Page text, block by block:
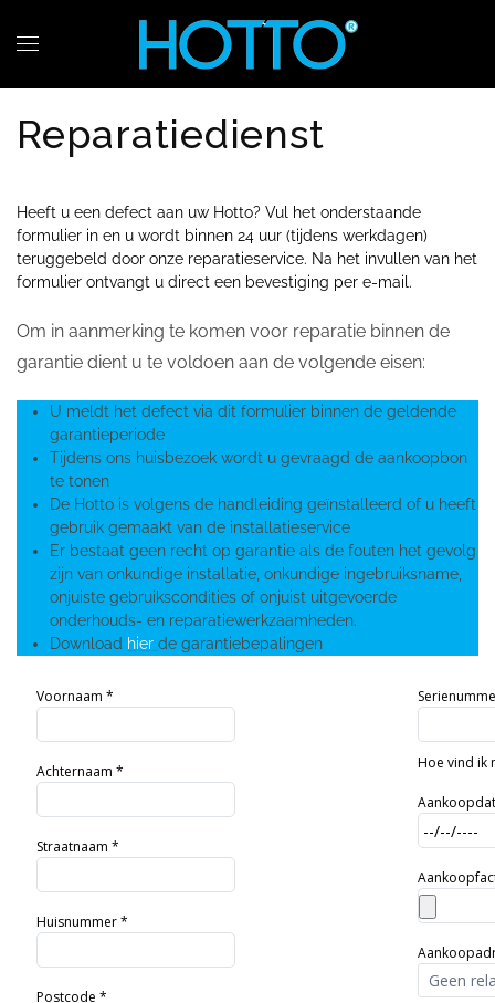
Skip to main content
Reparatiedienst
Heeft u een defect aan uw Hotto? Vul het onderstaande
formulier in en u wordt binnen 24 uur (tijdens werkdagen)
teruggebeld door onze reparatieservice. Na het invullen van het
formulier ontvangt u direct een bevestiging per e-mail.
Om in aanmerking te komen voor reparatie binnen de
garantie dient u te voldoen aan de volgende eisen:
U meldt het defect via dit formulier binnen de geldende
garantieperiode
Tijdens ons huisbezoek wordt u gevraagd de aankoopbon
te tonen
De Hotto is volgens de handleiding geïnstalleerd of u heeft
gebruik gemaakt van de installatieservice
Er bestaat geen recht op garantie als de fouten het gevolg
zijn van onkundige installatie, onkundige ingebruiksname,
onjuiste gebruikscondities of onjuist uitgevoerde
onderhouds- en reparatiewerkzaamheden.
Download hier de garantiebepalingen